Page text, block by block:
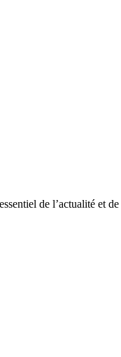
de l’actualité et